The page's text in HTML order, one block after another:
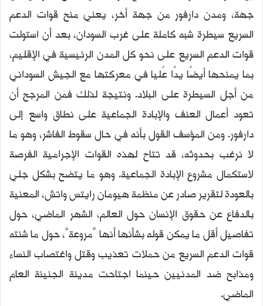
جهة، ومدن دارفور من جهة أخر، يعني منح قوات الدعم
السريع سيطرة شبه كاملة على غرب السودان، بعد أن استولت
قوات الدعم السريع على نحو كل المدن الرئيسية في الإقليم،
بما يمنحها أيضًا يدًا عُليا في معركتها مع الجيش السوداني
من أجل السيطرة على البلاد. ونتيجة لذلك فمن المرجح أن
تعود أعمال العنف والإبادة الجماعية على نطاق واسع إلى
دارفور. ومن المؤسف القول بأنه في حال سقوط الفاشر، وهو ما
لا نرغب بحدوثه، قد تتاح لهذه القوات الإجرامية الفرصة
لاستكمال مشروع الإبادة الجماعية. وهو ما يتضح بشكل جلي
بالعودة لتقرير صادر عن منظمة هيومان رايتس واتش، المعنية
بالدفاع عن حقوق الإنسان حول العالم، الشهر الماضي، حول
تفاصيل أقل ما يمكن قوله بشأنها أنها “مروعة”، حول ما شنته
قوات الدعم السريع من حملات تعذيب وقتل واغتصاب النساء
ومذابح ضد المدنيين حينما اجتاحت مدينة الجنينة العام
الماضي.